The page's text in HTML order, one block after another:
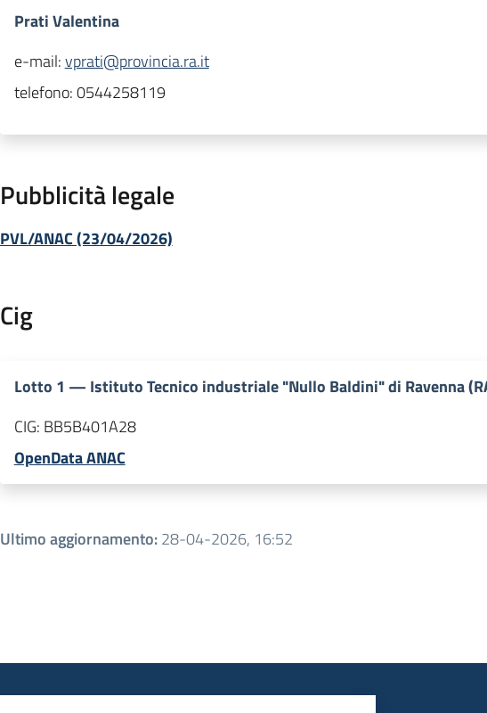
Prati Valentina
e-mail:vprati@provincia.ra.it
telefono:0544258119
Pubblicità legale
PVL/ANAC (23/04/2026)
Cig
Lotto 1 — Istituto Tecnico industriale "Nullo Baldini" di Ravenna
CIG: BB5B401A28
OpenData ANAC
Ultimo aggiornamento:28-04-2026, 16:52